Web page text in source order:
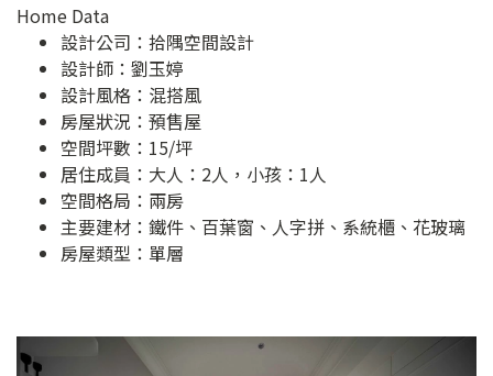
Home Data
設計公司： 拾隅空間設計
設計師：劉玉婷
設計風格：混搭風
房屋狀況：預售屋
空間坪數：15/坪
居住成員：大人：2人，小孩：1人
空間格局：兩房
主要建材：鐵件、百葉窗、人字拼、系統櫃、花玻璃
房屋類型：單層